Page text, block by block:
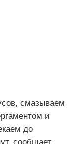
смазываем
и
до